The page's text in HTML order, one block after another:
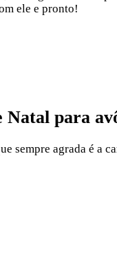
ele e pronto!
Natal para
sempre agrada é